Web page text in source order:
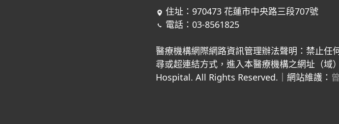
住址：970473 花蓮市中央路三段707號
電話：03-8561825
醫療機構網際網路資訊管理辦法聲明：禁止任
尋或超連結方式，進入本醫療機構之網址（
Hospital. All Rights Reserved.｜網站維護：